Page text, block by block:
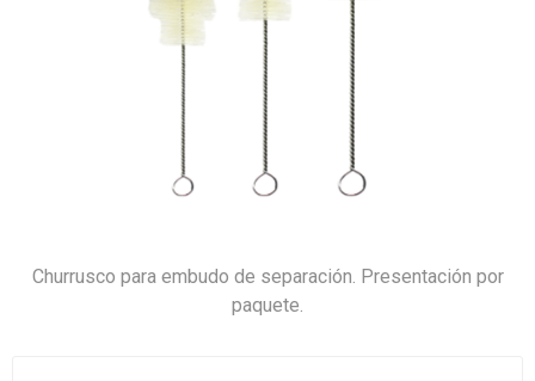
Churrusco para embudo de separación. Presentación por
paquete.